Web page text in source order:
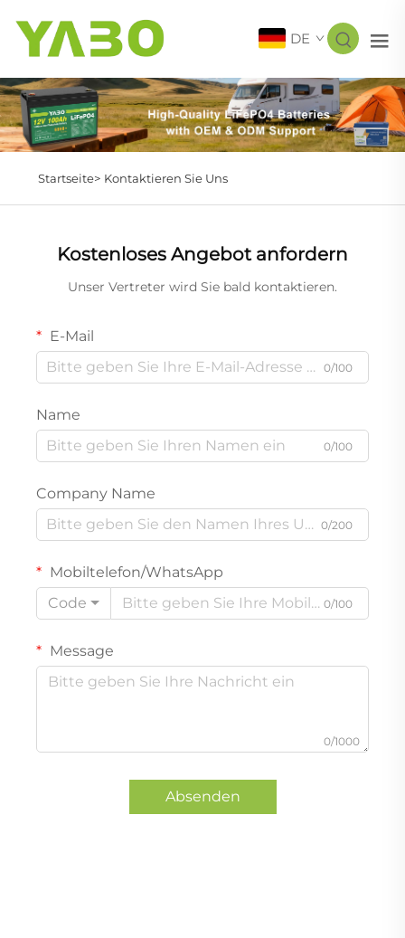
DE
Startseite> Kontaktieren Sie Uns
Kostenloses Angebot anfordern
Unser Vertreter wird Sie bald kontaktieren.
E-Mail
0/100
Name
0/100
Company Name
0/200
Mobiltelefon/WhatsApp
Code
0/100
Message
0/1000
Absenden